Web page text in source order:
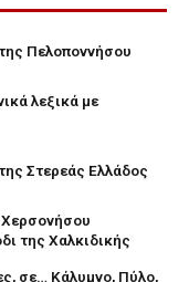
Πελοποννήσου
λεξικά με
Στερεάς Ελλάδος
της Χαλκιδικής
σε… Κάλυμνο, Πύλο,